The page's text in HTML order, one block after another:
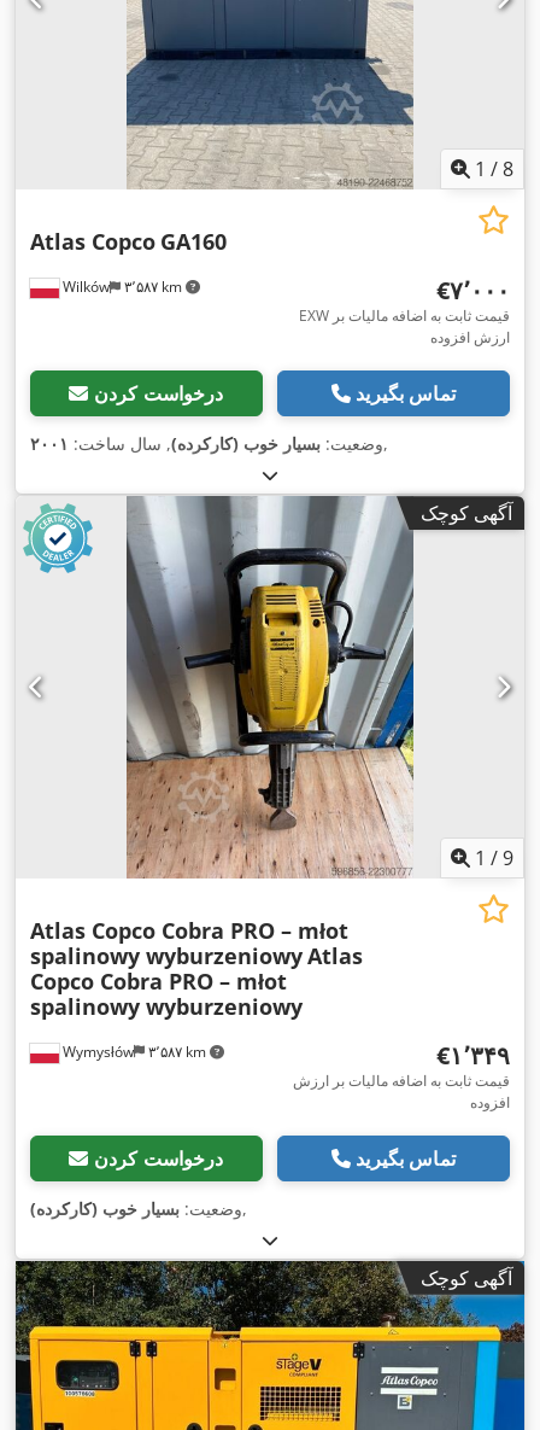
1 /8
Wilków ۳٬۵۸۷ km
Atlas Copco GA160
‎€۷٬۰۰۰
EXW قیمت ثابت به اضافه مالیات بر
ارزش افزوده
درخواست کردن تماس بگیرید
وضعیت: بسیار خوب (کارکرده), سال ساخت: ۲۰۰۱ ,
آگهی کوچک
1 /9
Wymysłów ۳٬۵۸۷ km
Atlas Copco Cobra PRO – młot
spalinowy wyburzeniowyAtlas
Copco Cobra PRO – młot
spalinowy wyburzeniowy
‎€۱٬۳۴۹
قیمت ثابت به اضافه مالیات بر ارزش
افزوده
درخواست کردن تماس بگیرید
وضعیت: بسیار خوب (کارکرده) ,
آگهی کوچک